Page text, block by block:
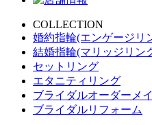
COLLECTION
婚約指輪(エンゲージリ
結婚指輪(マリッジリン
セットリング
エタニティリング
ブライダルオーダーメ
ブライダルリフォーム